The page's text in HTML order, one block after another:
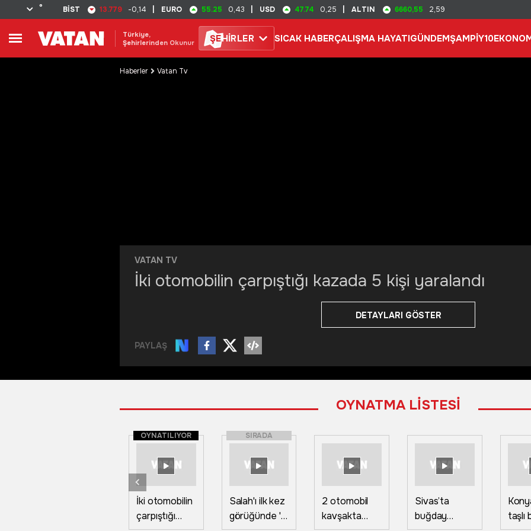
° BİST 13.779 -0,14 EURO 55.25 0,43 USD 47.74 0,25 ALTIN 6660,55 2,59
Türkiye,
Şehirlerinden Okunur
ŞEHİRLER SICAK HABERÇALIŞMA HAYATIGÜNDEMŞAMPİY10
Haberler Vatan Tv
VATAN TV
İki otomobilin çarpıştığı kazada 5 kişi yaralandı
DETAYLARI GÖSTER
PAYLAŞ
OYNATMA LİSTESİ
OYNATILIYOR
İki otomobilin
çarpıştığı
SIRADA
Salah'ı ilk kez
görüğünde 'O
2 otomobil
kavşakta
Sivas’ta
buğday
taşlı